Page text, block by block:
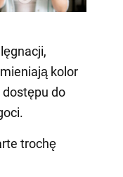
kolor
dostępu do
trochę